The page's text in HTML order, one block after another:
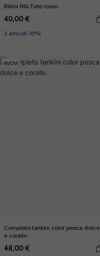
Bikini Rib Tide rosso
40,00 €
3 articoli -15%
NUOVI
Completo tankini color pesca dolce
e corallo
48,00 €